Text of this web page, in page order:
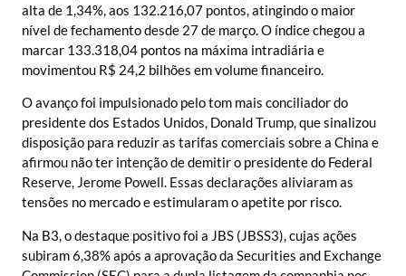
alta de 1,34%, aos 132.216,07 pontos, atingindo o maior
nível de fechamento desde 27 de março. O índice chegou a
marcar 133.318,04 pontos na máxima intradiária e
movimentou R$ 24,2 bilhões em volume financeiro.
O avanço foi impulsionado pelo tom mais conciliador do
presidente dos Estados Unidos, Donald Trump, que sinalizou
disposição para reduzir as tarifas comerciais sobre a China e
afirmou não ter intenção de demitir o presidente do Federal
Reserve, Jerome Powell. Essas declarações aliviaram as
tensões no mercado e estimularam o apetite por risco.
Na B3, o destaque positivo foi a JBS (JBSS3), cujas ações
subiram 6,38% após a aprovação da Securities and Exchange